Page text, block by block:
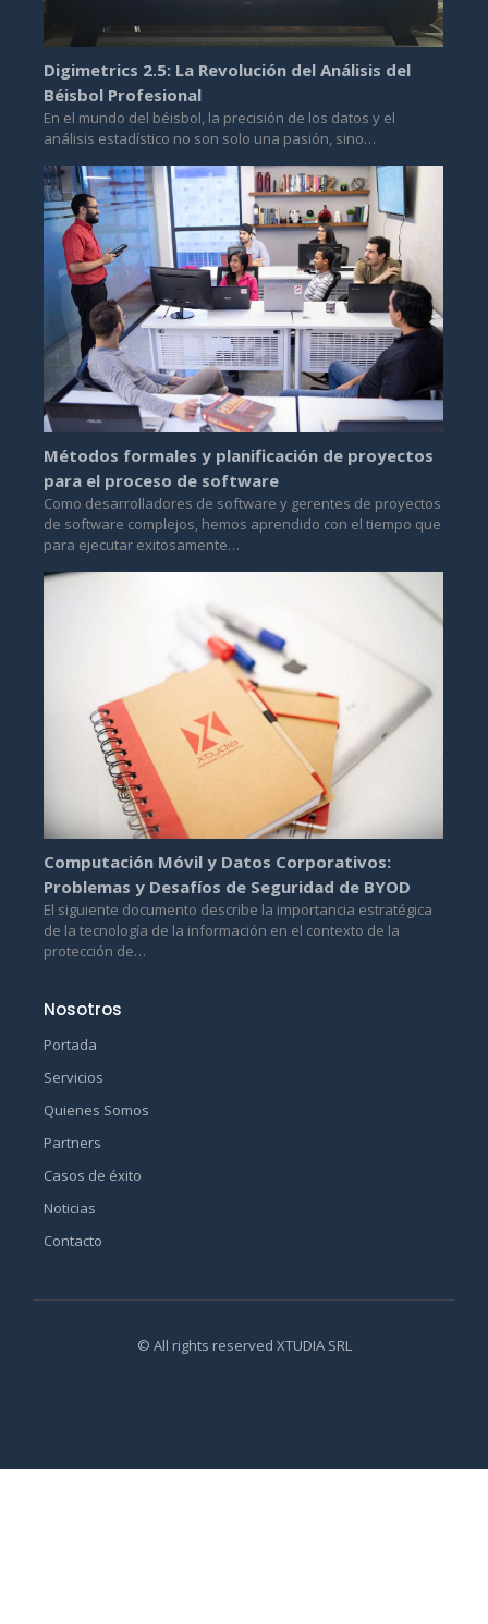
Digimetrics 2.5: La Revolución del Análisis del
Béisbol Profesional
En el mundo del béisbol, la precisión de los datos y el
análisis estadístico no son solo una pasión, sino…
Métodos formales y planificación de proyectos
para el proceso de software
Como desarrolladores de software y gerentes de proyectos
de software complejos, hemos aprendido con el tiempo que
para ejecutar exitosamente…
Computación Móvil y Datos Corporativos:
Problemas y Desafíos de Seguridad de BYOD
El siguiente documento describe la importancia estratégica
de la tecnología de la información en el contexto de la
protección de…
Nosotros
Portada
Servicios
Quienes Somos
Partners
Casos de éxito
Noticias
Contacto
© All rights reserved XTUDIA SRL